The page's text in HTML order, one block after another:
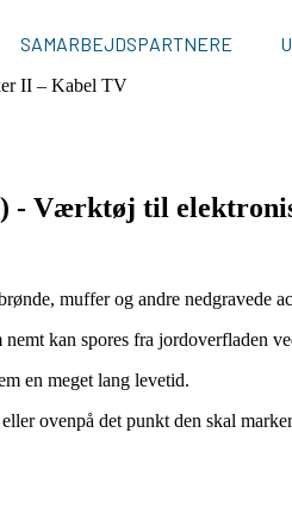
SAMARBEJDSPARTNERE
II – Kabel TV
- Værktøj til
muffer og andre nedgravede
nemt kan spores fra jordoverfladen
en meget lang levetid.
ovenpå det punkt den skal